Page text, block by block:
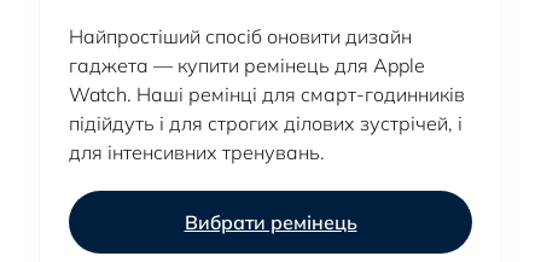
Найпростіший спосіб оновити дизайн
гаджета — купити ремінець для Apple
Watch. Наші ремінці для смарт-годинників
підійдуть і для строгих ділових зустрічей, і
для інтенсивних тренувань.
Вибрати ремінець